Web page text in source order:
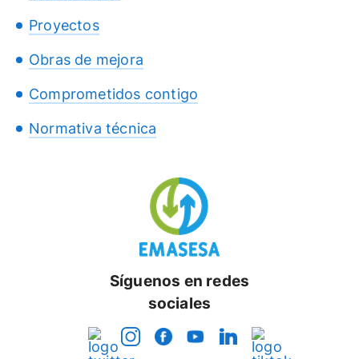
Proyectos
Obras de mejora
Comprometidos contigo
Normativa técnica
Síguenos en redes
sociales